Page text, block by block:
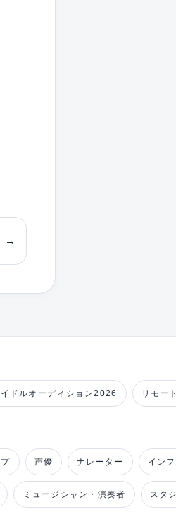
→
ドルオーディション2026 リモー
声優 ナレーター イン
ミュージシャン・演奏者 スタ